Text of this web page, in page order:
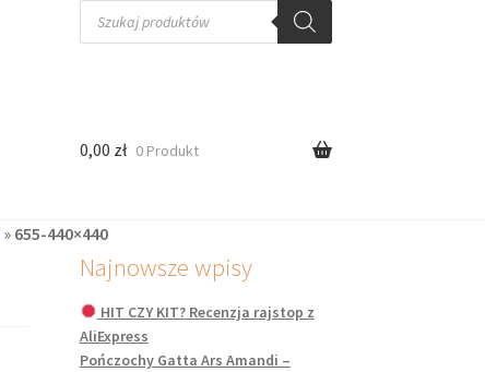
Wyszukiwarka
produktów
0,00 zł 0 Produkt
» 655-440×440
Najnowsze wpisy
HIT CZY KIT? Recenzja rajstop z
AliExpress
Pończochy Gatta Ars Amandi –